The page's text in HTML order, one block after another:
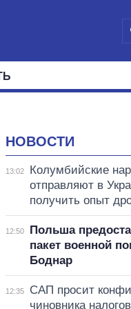
НОВОСТИ
13:02
Колумбийские
отправляют в
получить опыт
12:50
Польша
пакет военной
Боднар
12:35
САП просит
чиновника